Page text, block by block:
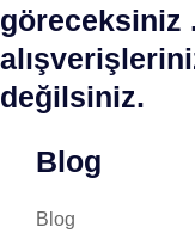
göreceksiniz
değilsiniz.
Blog
Blog